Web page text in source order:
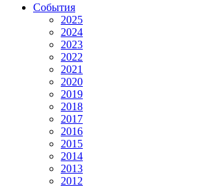
События
2025
2024
2023
2022
2021
2020
2019
2018
2017
2016
2015
2014
2013
2012